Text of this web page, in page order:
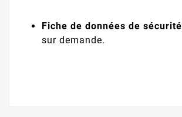
Fiche de données de sécurité
sur demande.